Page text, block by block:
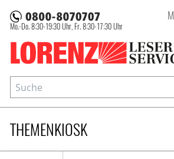
Lorenz
Mo.-Do. 8:30-19:30 Uhr, Fr. 8:30-17:30 Uhr
THEMENKIOSK
Suche
Zeitschriftensuche